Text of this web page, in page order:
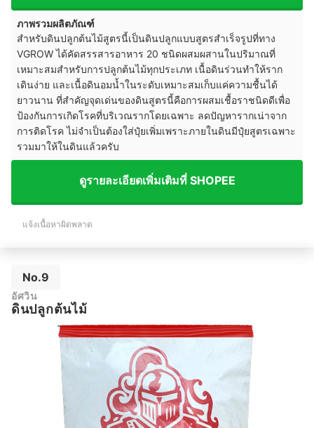
ภาพรวมผลิตภัณฑ์
สำหรับดินปลูกต้นไม้สูตรนี้เป็นดินปลูกแบบสูตรสำเร็จรูปที่ทาง
VGROW ได้คัดสรรสารอาหาร 20 ชนิดผสมผสานในปริมาณที่
เหมาะสมสำหรับการปลูกต้นไม้ทุกประเภท เนื้อดินร่วนทำให้ราก
เดินง่าย และเนื้อดินอมน้ำในระดับเหมาะสมเก็บแค่ความชื้นได้
ยาวนาน ที่สำคัญจุดเด่นของดินสูตรนี้คือการผสมเชื้อราชนิดดีเพื่อ
ป้องกันการเกิดโรคที่บริเวณรากโดยเฉพาะ ลดปัญหารากเน่าจาก
การติดโรค ไม่จำเป็นต้องใส่ปุ๋ยเพิ่มเพราะภายในดินมีปุ๋ยสูตรเฉพาะ
รวมมาให้ในดินแล้วครับ
ดูรายละเอียดเพิ่มเติมที่ SHOPEE
แจ้งเนื้อหาผิดพลาด
No.9
อัศวิน
ดินปลูกต้นไม้